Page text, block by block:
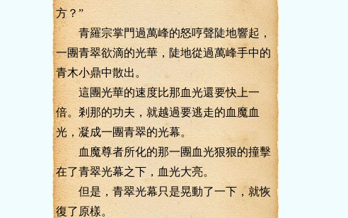
方？”
青羅宗掌門過萬峰的怒哼聲陡地響起，
一團青翠欲滴的光華，陡地從過萬峰手中的
青木小鼎中散出。
這團光華的速度比那血光還要快上一
倍。剎那的功夫，就越過要逃走的血魔血
光，凝成一團青翠的光幕。
血魔尊者所化的那一團血光狠狠的撞擊
在了青翠光幕之下，血光大亮。
但是，青翠光幕只是晃動了一下，就恢
復了原樣。